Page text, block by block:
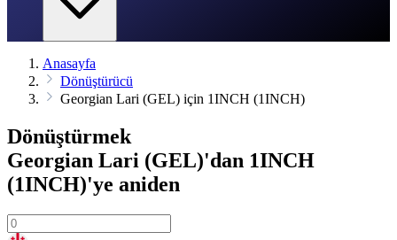
Anasayfa
Dönüştürücü
Georgian Lari (GEL) için 1INCH (1INCH)
Dönüştürmek
Georgian Lari (GEL)'dan 1INCH
(1INCH)'ye aniden